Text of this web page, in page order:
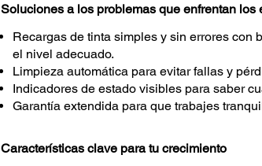
Soluciones a los problemas que enfrentan los
Recargas de tinta simples y sin errores
el nivel adecuado.
Limpieza automática para evitar fallas y
Indicadores de estado visibles para saber
Garantía extendida para que trabajes
Características clave para tu crecimiento